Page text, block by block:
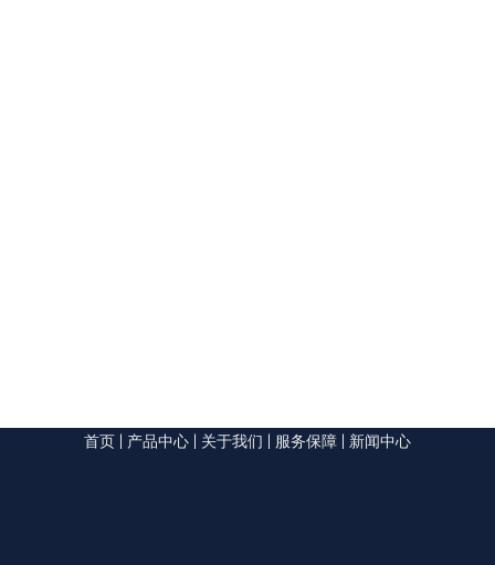
首页 产品中心 关于我们 服务保障 新闻中心